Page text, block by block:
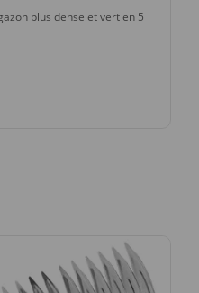
plus dense et vert en 5